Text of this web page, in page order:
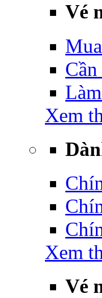
Vé
Xem
Xem
Vé